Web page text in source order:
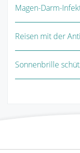
Magen-Darm-
Reisen mit der
Sonnenbrille